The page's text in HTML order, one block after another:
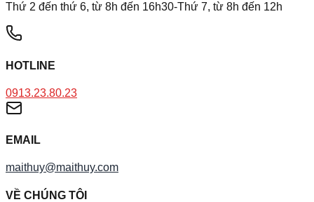
Thứ 2 đến thứ 6, từ 8h đến 16h30-Thứ 7, từ 8h đến 12h
HOTLINE
0913.23.80.23
EMAIL
maithuy@maithuy.com
VỀ CHÚNG TÔI